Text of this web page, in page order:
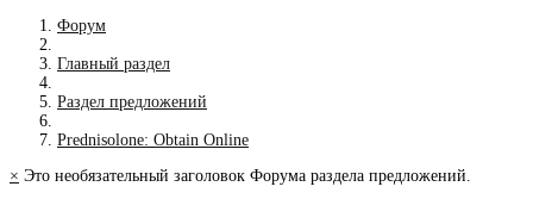
Форум
Главный раздел
Раздел предложений
Prednisolone: Obtain Online
× Это необязательный заголовок Форума раздела предложений.